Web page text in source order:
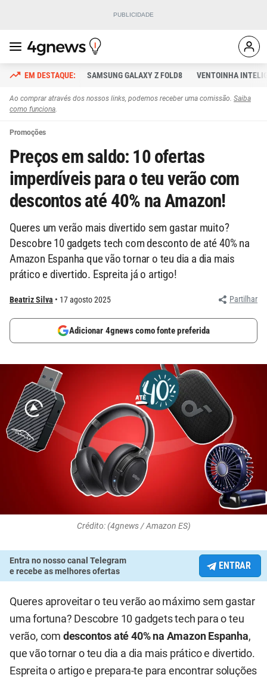
SAMSUNG GALAXY Z FOLD8 VENTOINHA
Ao comprar através dos nossos links, podemos receber uma comissão. Saiba
como funciona.
Promoções
Preços em saldo: 10 ofertas
imperdíveis para o teu verão com
descontos até 40% na Amazon!
Queres um verão mais divertido sem gastar muito?
Descobre 10 gadgets tech com desconto de até 40% na
Amazon Espanha que vão tornar o teu dia a dia mais
prático e divertido. Espreita já o artigo!
Beatriz Silva 17 agosto 2025 Partilhar
Adicionar 4gnews como fonte preferida
Crédito: (4gnews / Amazon ES)
Entra no nosso canal Telegram
e recebe as melhores ofertas
ENTRAR
Queres aproveitar o teu verão ao máximo sem gastar
uma fortuna? Descobre 10 gadgets tech para o teu
verão, com descontos até 40% na Amazon Espanha,
que vão tornar o teu dia a dia mais prático e divertido.
Espreita o artigo e prepara-te para encontrar soluções